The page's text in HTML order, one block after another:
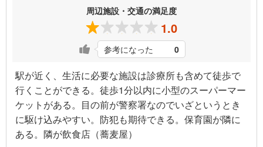
周辺施設・交通の満足度
1.0
参考になった 0
駅が近く、生活に必要な施設は診療所も含めて徒歩で
行くことができる。徒歩1分以内に小型のスーパーマー
ケットがある。目の前が警察署なのでいざというとき
に駆け込みやすい。防犯も期待できる。保育園が隣に
ある。隣が飲食店（蕎麦屋）